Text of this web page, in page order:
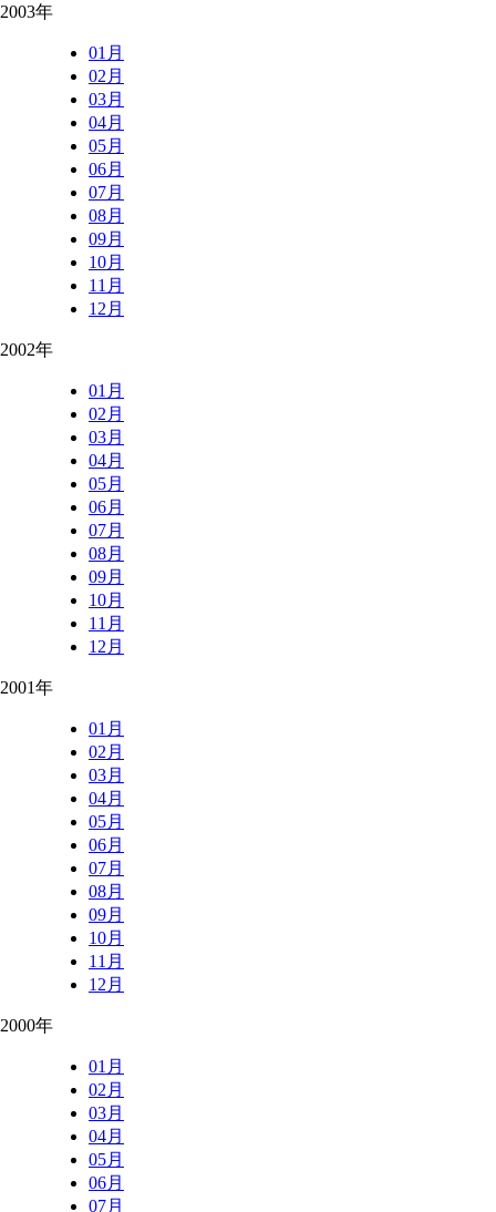
2003年
01月
02月
03月
04月
05月
06月
07月
08月
09月
10月
11月
12月
2002年
01月
02月
03月
04月
05月
06月
07月
08月
09月
10月
11月
12月
2001年
01月
02月
03月
04月
05月
06月
07月
08月
09月
10月
11月
12月
2000年
01月
02月
03月
04月
05月
06月
07月